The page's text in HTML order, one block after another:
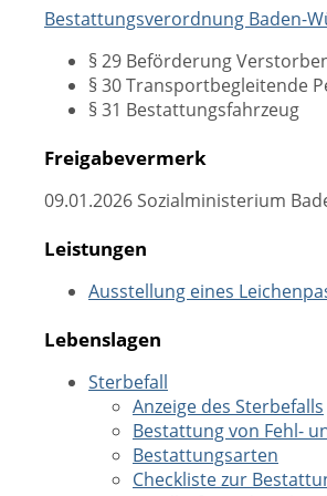
Bestattungsverordnung Baden-
§ 29 Beförderung
§ 30 Transportbegleitende
§ 31 Bestattungsfahrzeug
Freigabevermerk
09.01.2026 Sozialministerium
Leistungen
Ausstellung eines
Lebenslagen
Sterbefall
Anzeige des Sterbefalls
Bestattung von Fehl-
Bestattungsarten
Checkliste zur